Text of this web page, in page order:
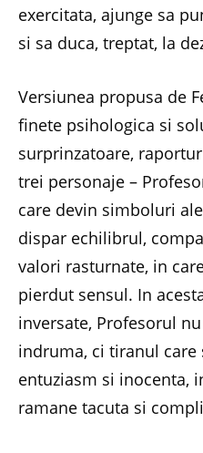
exercitata, ajunge sa
si sa duca, treptat, la
Versiunea propusa de
finete psihologica si
surprinzatoare,
trei personaje –
care devin simboluri
dispar echilibrul,
valori rasturnate, in
pierdut sensul. In
inversate, Profesorul
indruma, ci tiranul
entuziasm si inocenta,
ramane tacuta si